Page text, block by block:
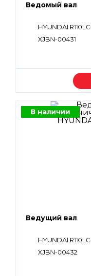
Ведомый вал
HYUNDAI
XJBN-00431
В наличии
Ведущий вал
HYUNDAI
XJBN-00432